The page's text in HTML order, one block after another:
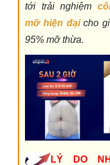
tới trải nghiệm
mỡ hiện đạicho
95% mỡ thừa.
LÝ DO